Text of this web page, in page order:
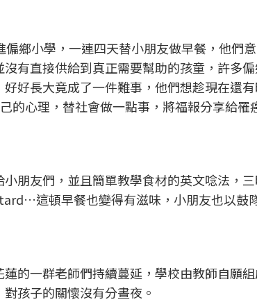
鄉小學，一連四天替小朋友做早餐，他們
有直接供給到真正需要幫助的孩童，許多
好長大竟成了一件難事，他們想趁現在還有
的心理，替社會做一點事，將福報分享給罹
朋友們，並且簡單教學食材的英文唸法，
這頓早餐也變得有滋味，小朋友也以鼓
的一群老師們持續蔓延，學校由教師自願
孩子的關懷沒有分晝夜。